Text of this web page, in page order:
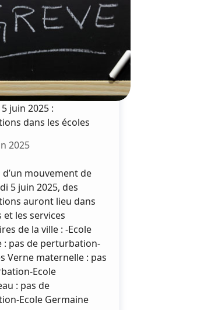
juin 2025 :
dans les écoles
2025
d’un mouvement de
5 juin 2025, des
auront lieu dans
et les services
de la ville : -Ecole
: pas de perturbation-
Verne maternelle : pas
Ecole
: pas de
Ecole Germaine